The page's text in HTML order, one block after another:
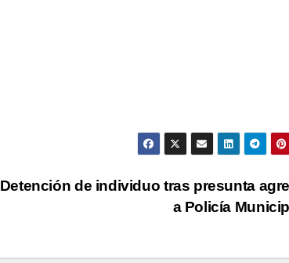
Detención de individuo tras presunta
a Policía